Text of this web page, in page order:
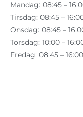
Mandag: 08:45 –
Tirsdag: 08:45 –
Onsdag: 08:45 –
Torsdag: 10:00 –
Fredag: 08:45 – 16:00